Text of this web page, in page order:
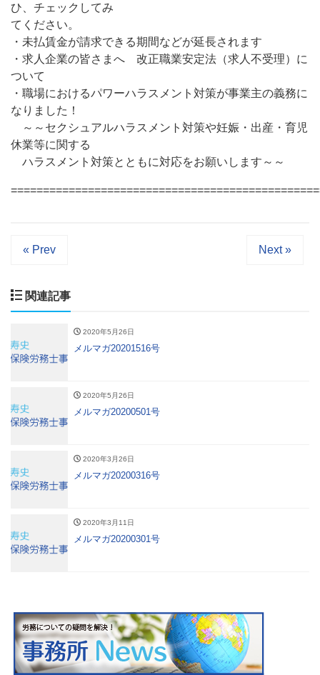
ひ、チェックしてみ
てください。
・未払賃金が請求できる期間などが延長されます
・求人企業の皆さまへ 改正職業安定法（求人不受理）に
ついて
・職場におけるパワーハラスメント対策が事業主の義務に
なりました！
～～セクシュアルハラスメント対策や妊娠・出産・育児
休業等に関する
ハラスメント対策とともに対応をお願いします～～
« Prev Next »
関連記事
2020年5月26日
メルマガ20201516号
2020年5月26日
メルマガ20200501号
2020年3月26日
メルマガ20200316号
2020年3月11日
メルマガ20200301号